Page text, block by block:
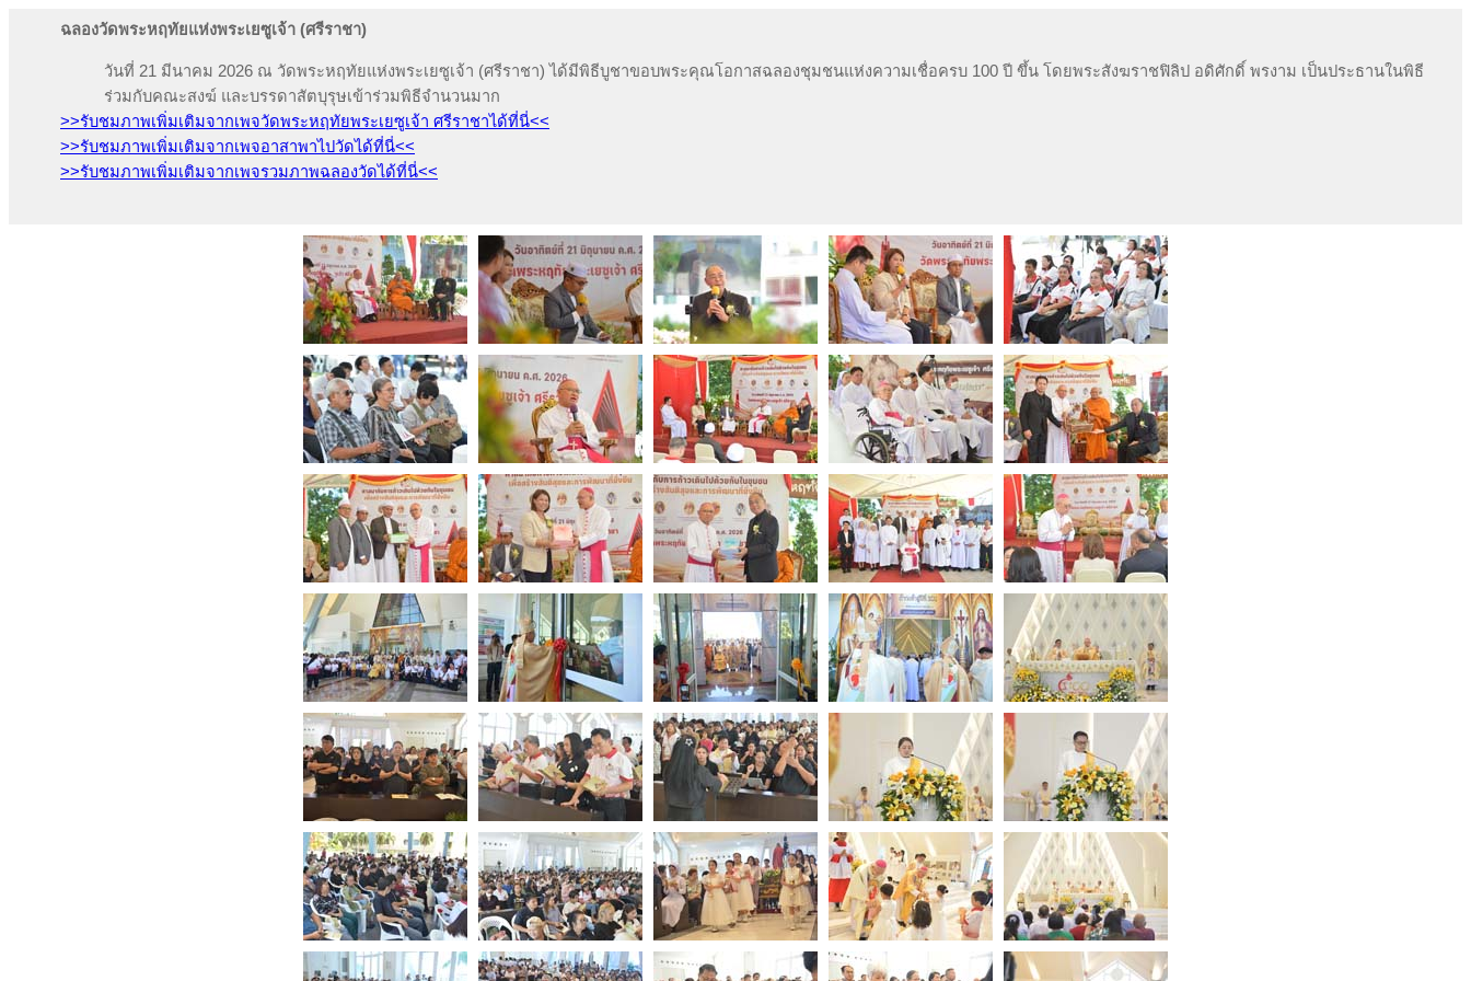
ฉลองวัดพระหฤทัยแห่งพระเยซูเจ้า (ศรีราชา)
วันที่ 21 มีนาคม 2026 ณ วัดพระหฤทัยแห่งพระเยซูเจ้า (ศรีราชา) ได้มีพิธีบูชาขอบพระคุณโอกาสฉลองชุมชนแห่งความเชื่อครบ 100 ปี ขึ้น โดยพระสังฆราชฟิลิป อดิศักดิ์ พรงาม เป็นประธานในพิธี
ร่วมกับคณะสงฆ์ และบรรดาสัตบุรุษเข้าร่วมพิธีจำนวนมาก
>>รับชมภาพเพิ่มเติมจากเพจวัดพระหฤทัยพระเยซูเจ้า ศรีราชาได้ที่นี่<<
>>รับชมภาพเพิ่มเติมจากเพจอาสาพาไปวัดได้ที่นี่<<
>>รับชมภาพเพิ่มเติมจากเพจรวมภาพฉลองวัดได้ที่นี่<<